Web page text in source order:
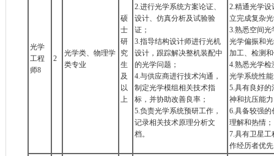
光学
工程
师8
2
光学类、物理学
类专业
硕
士
研
究
生
及
以
上
2.进行光学系统方案论证、
设计、仿真分析及试验验
证；
3.指导结构设计师进行光机
设计，跟踪解决整机装配中
的光学问题；
4.与供应商进行技术沟通，
制定光学模组相关技术指
标，并协助改善良率；
5.负责光学系统预研工作，
记录相关技术原理分析文
档。
2.精通光学设
立完成复杂
3.熟悉空间
光学偏振和
加工、检测
4.熟悉光学
光学系统性
5.具有良好
神和抗压能
6.具备较强
理解和热情；
7.具有卫星
作经历者优